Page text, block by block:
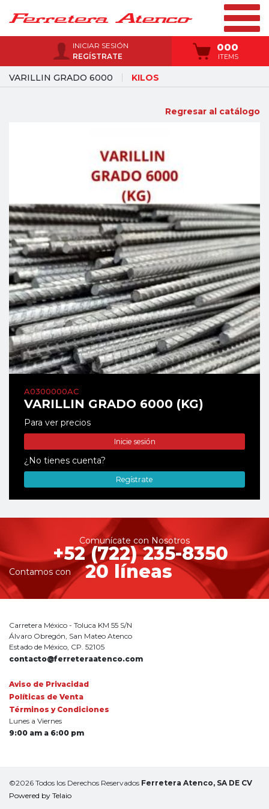
INICIAR SESIÓN
REGÍSTRATE
000
ITEMS
VARILLIN GRADO 6000 KILOS
Regresar al catálogo
A0300000AC
VARILLIN GRADO 6000 (KG)
Para ver precios
Inicie sesión
¿No tienes cuenta?
Regístrate
Comunícate con Nosotros
+52 (722) 235-8350
Contamos con 20 líneas
Carretera México - Toluca KM 55 S/N
Álvaro Obregón, San Mateo Atenco
Estado de México, CP. 52105
contacto@ferreteraatenco.com
Aviso de Privacidad
Políticas de Venta
Términos y Condiciones
Lunes a Viernes
9:00 am a 6:00 pm
©2026 Todos los Derechos Reservados Ferretera Atenco, SA DE CV
Powered by Telaio